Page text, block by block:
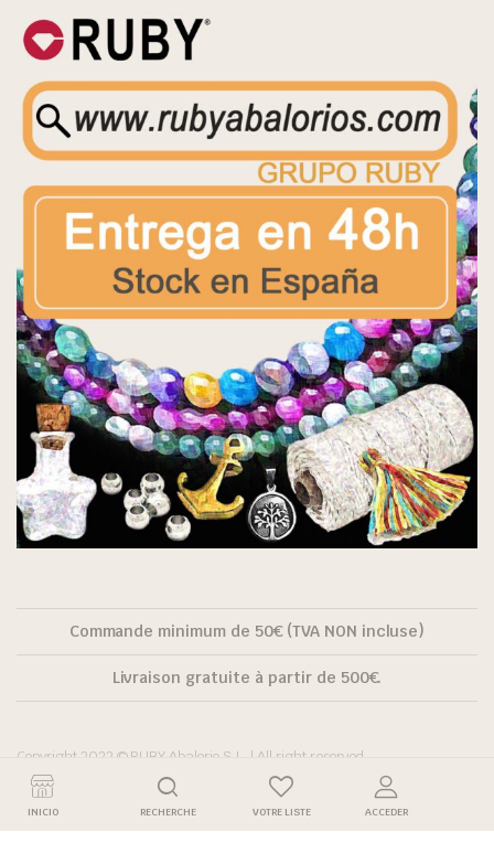
Commande minimum de 50€ (TVA NON incluse)
Livraison gratuite à partir de 500€.
Copyright 2022 © RUBY Abalorio S.L. | All right reserved.
INICIO RECHERCHE VOTRE LISTE ACCEDER